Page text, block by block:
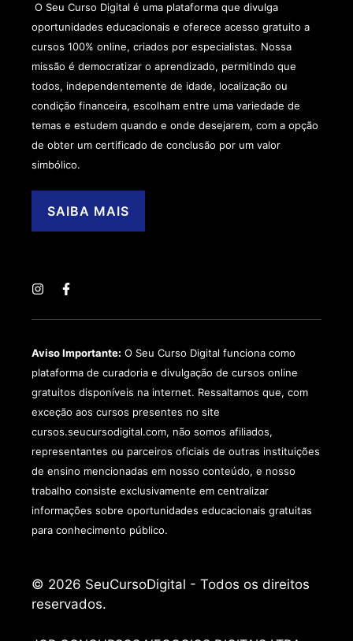
O Seu Curso Digital é uma plataforma que divulga
oportunidades educacionais e oferece acesso gratuito a
cursos 100% online, criados por especialistas. Nossa
missão é democratizar o aprendizado, permitindo que
todos, independentemente de idade, localização ou
condição financeira, escolham entre uma variedade de
temas e estudem quando e onde desejarem, com a opção
de obter um certificado de conclusão por um valor
simbólico.
SAIBA MAIS
Aviso Importante: O Seu Curso Digital funciona como
plataforma de curadoria e divulgação de cursos online
gratuitos disponíveis na internet. Ressaltamos que, com
exceção aos cursos presentes no site
cursos.seucursodigital.com, não somos afiliados,
representantes ou parceiros oficiais de outras instituições
de ensino mencionadas em nosso conteúdo, e nosso
trabalho consiste exclusivamente em centralizar
informações sobre oportunidades educacionais gratuitas
para conhecimento público.
© 2026 SeuCursoDigital - Todos os direitos
reservados.